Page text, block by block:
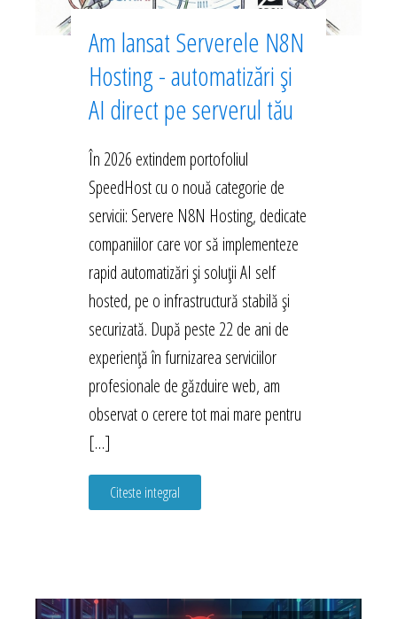
Am lansat Serverele N8N
Hosting - automatizări și
AI direct pe serverul tău
În 2026 extindem portofoliul
SpeedHost cu o nouă categorie de
servicii: Servere N8N Hosting, dedicate
companiilor care vor să implementeze
rapid automatizări și soluții AI self
hosted, pe o infrastructură stabilă și
securizată. După peste 22 de ani de
experiență în furnizarea serviciilor
profesionale de găzduire web, am
observat o cerere tot mai mare pentru
[…]
Citeste integral